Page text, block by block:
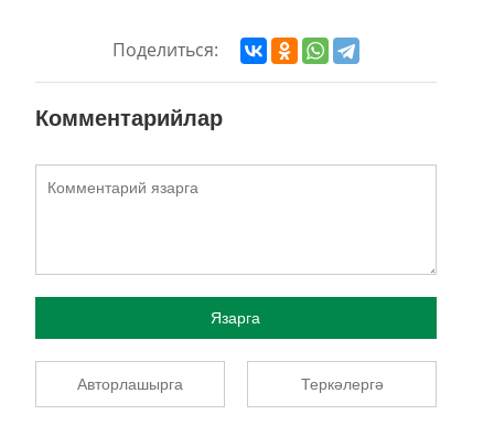
Поделиться:
Комментарийлар
Язарга
Авторлашырга Теркәлергә